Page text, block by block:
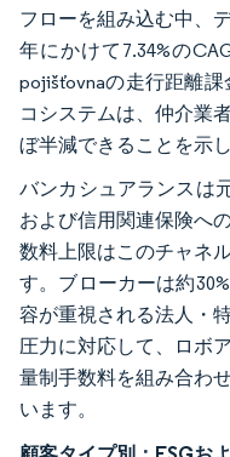
フローを組み込む中、
年にかけて7.34%の
pojišťovnaの走行距離課
コシステムは、仲介業
ぼ半減できることを示
バンカシュアランスは
および信用関連保険へ
数料上限はこのチャネ
す。ブローカーは約
容が重視される法人・
圧力に対応して、ロボ
量制手数料を組み合わ
います。